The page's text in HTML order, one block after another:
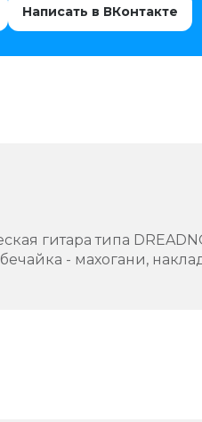
Написать в ВКонтакте
гитара типа
- махогани,